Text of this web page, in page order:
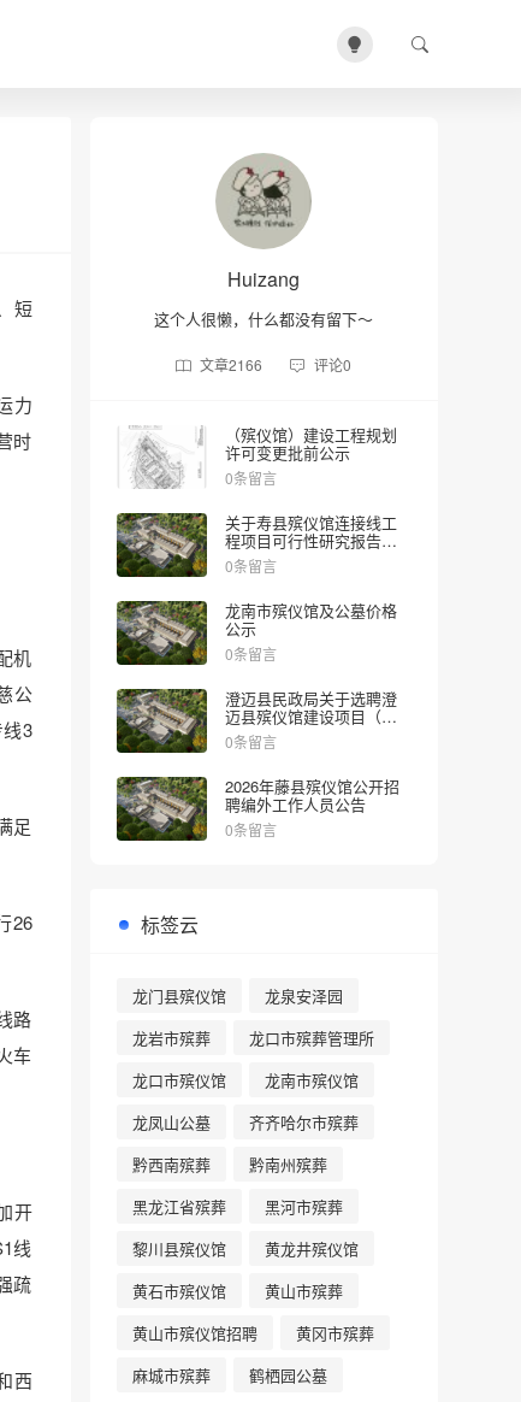
短
力
时
机
公
3
足
26
路
车
开
线
疏
西
Huizang
这个人很懒，什么都没有留下～
文章2166 评论0
（殡仪馆）建设工程规划
许可变更批前公示
0条留言
关于寿县殡仪馆连接线工
程项目可行性研究报告的
批复
0条留言
龙南市殡仪馆及公墓价格
公示
0条留言
澄迈县民政局关于选聘澄
迈县殡仪馆建设项目（一
期）社会稳定风险评估机
构的公告
0条留言
2026年藤县殡仪馆公开招
聘编外工作人员公告
0条留言
标签云
龙门县殡仪馆
龙泉安泽园
龙岩市殡葬
龙口市殡葬管理所
龙口市殡仪馆
龙南市殡仪馆
龙凤山公墓
齐齐哈尔市殡葬
黔西南殡葬
黔南州殡葬
黑龙江省殡葬
黑河市殡葬
黎川县殡仪馆
黄龙井殡仪馆
黄石市殡仪馆
黄山市殡葬
黄山市殡仪馆招聘
黄冈市殡葬
麻城市殡葬
鹤栖园公墓